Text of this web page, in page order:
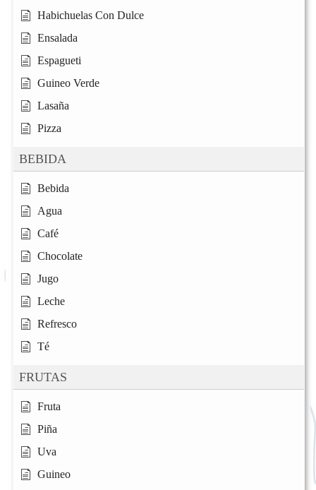
Habichuelas Con Dulce
Ensalada
Espagueti
Guineo Verde
Lasaña
Pizza
BEBIDA
Bebida
Agua
Café
Chocolate
Jugo
Leche
Refresco
Té
FRUTAS
Fruta
Piña
Uva
Guineo